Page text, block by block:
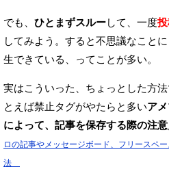
でも、 ひとまずスルーして、一度
してみよう。 すると不思議なこと
生できている、ってことが多い。
実はこういった、ちょっとした方法
とえば禁止タグがやたらと多いア
によって、記事を保存する際の注
ロの記事やメッセージボード、フリースペ
法